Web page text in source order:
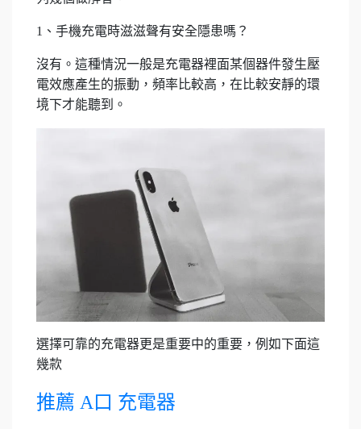
1、手機充電時滋滋聲有安全隱患嗎？
沒有。這種情況一般是充電器裡面某個器件發生壓
電效應產生的振動，頻率比較高，在比較安靜的環
境下才能聽到。
選擇可靠的充電器更是重要中的重要，例如下面這
幾款
推薦 A口 充電器